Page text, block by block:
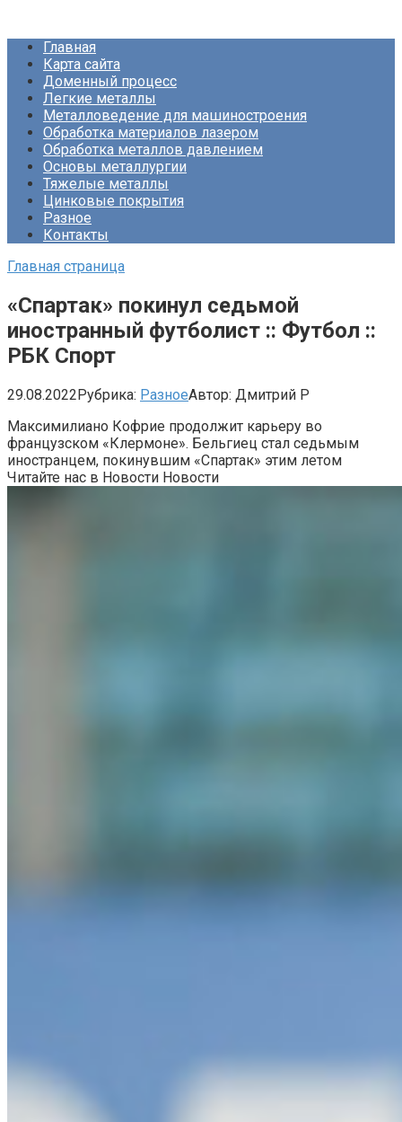
контентуГлавная
Карта сайта
Доменный процесс
Легкие металлы
Металловедение для машиностроения
Обработка материалов лазером
Обработка металлов давлением
Основы металлургии
Тяжелые металлы
Цинковые покрытия
Разное
Контакты
Главная страница
«Спартак» покинул седьмой
иностранный футболист :: Футбол ::
РБК Спорт
29.08.2022Рубрика: РазноеАвтор: Дмитрий Р
Максимилиано Кофрие продолжит карьеру во
французском «Клермоне». Бельгиец стал седьмым
иностранцем, покинувшим «Спартак» этим летом
Читайте нас в Новости Новости